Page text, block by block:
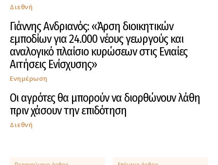
Διεθνή
Γιάννης Ανδριανός: «Άρση διοικητικών
εμποδίων για 24.000 νέους γεωργούς και
αναλογικό πλαίσιο κυρώσεων στις Ενιαίες
Αιτήσεις Ενίσχυσης»
Ενημέρωση
Οι αγρότες θα μπορούν να διορθώνουν λάθη
πριν χάσουν την επιδότηση
Διεθνή